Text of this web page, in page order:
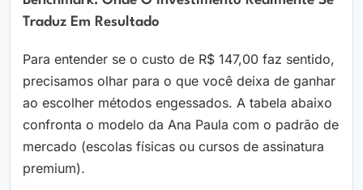
Traduz Em Resultado
Para entender se o custo de R$ 147,00 faz sentido,
precisamos olhar para o que você deixa de ganhar
ao escolher métodos engessados. A tabela abaixo
confronta o modelo da Ana Paula com o padrão de
mercado (escolas físicas ou cursos de assinatura
premium).